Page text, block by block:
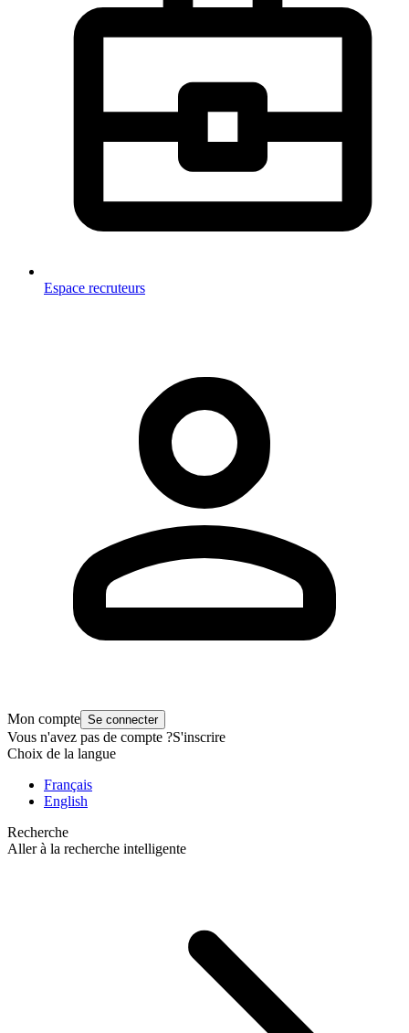
Espace recruteurs
Mon compte Se connecter
Vous n'avez pas de compte ?S'inscrire
Choix de la langue
Français
English
Recherche
Aller à la recherche intelligente